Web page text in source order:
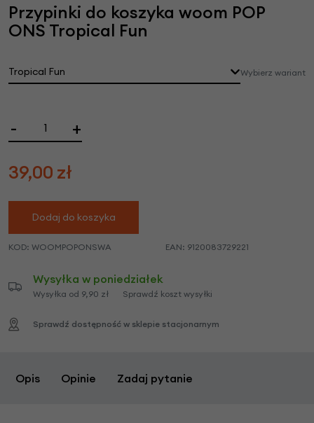
Przypinki do koszyka woom POP
ONS Tropical Fun
Tropical Fun Wybierz wariant
- +
39,00 zł
Dodaj do koszyka
KOD: WOOMPOPONSWA EAN: 9120083729221
Wysyłka w poniedziałek
Wysyłka od 9,90 zł Sprawdź koszt wysyłki
Sprawdź dostępność w sklepie stacjonarnym
Opis Opinie Zadaj pytanie